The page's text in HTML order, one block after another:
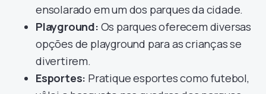
ensolarado em um dos parques da cidade.
Playground: Os parques oferecem diversas
opções de playground para as crianças se
divertirem.
Esportes: Pratique esportes como futebol,